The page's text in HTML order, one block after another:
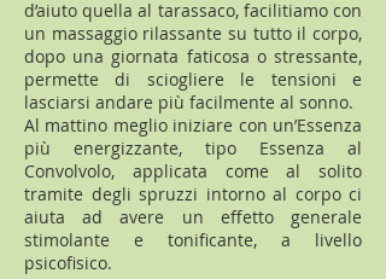
d’aiuto quella al tarassaco, facilitiamo con
un massaggio rilassante su tutto il corpo,
dopo una giornata faticosa o stressante,
permette di sciogliere le tensioni e
lasciarsi andare più facilmente al sonno.
Al mattino meglio iniziare con un’Essenza
più energizzante, tipo Essenza al
Convolvolo, applicata come al solito
tramite degli spruzzi intorno al corpo ci
aiuta ad avere un effetto generale
stimolante e tonificante, a livello
psicofisico.